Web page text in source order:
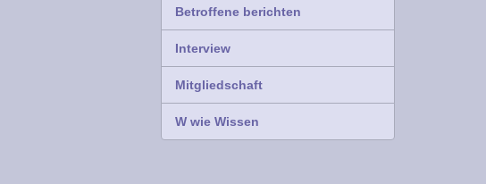
Betroffene berichten
Interview
Mitgliedschaft
W wie Wissen